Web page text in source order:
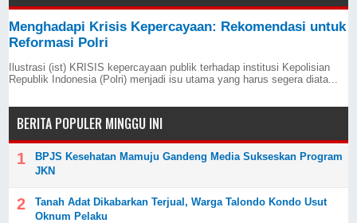
Menghadapi Krisis Kepercayaan: Rekomendasi untuk
Reformasi Polri
Ilustrasi (ist) KRISIS kepercayaan publik terhadap institusi Kepolisian
Republik Indonesia (Polri) menjadi isu utama yang harus segera diata...
BERITA POPULER MINGGU INI
BPJS Kesehatan Mamuju Gandeng Media Sukseskan Program
JKN
Tanah Adat Dikabarkan Terjual, Warga Talondo Kondo Usut
Oknum Pelaku